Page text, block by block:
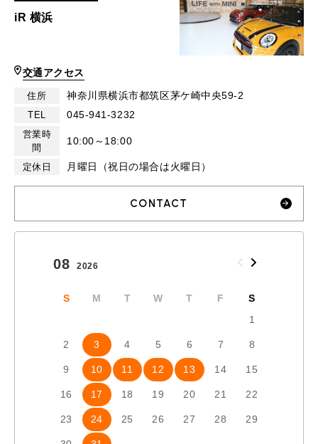
iR 横浜
交通アクセス
住所 神奈川県横浜市都筑区茅ケ崎中央59-2
TEL 045-941-3232
営業時
間
10:00～18:00
定休日 月曜日（祝日の場合は火曜日）
CONTACT
08 2026
S M T W T F
S
1
2 3 4 5 6 7 8
9 10 11 12 13 14 15
16 17 18 19 20 21 22
23 24 25 26 27 28 29